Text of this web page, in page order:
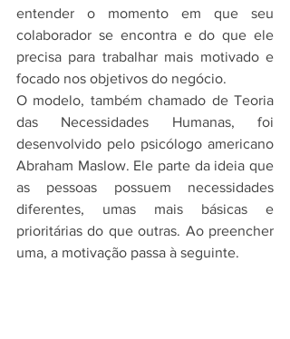
entender o momento em que seu
colaborador se encontra e do que ele
precisa para trabalhar mais motivado e
focado nos objetivos do negócio.
O modelo, também chamado de Teoria
das Necessidades Humanas, foi
desenvolvido pelo psicólogo americano
Abraham Maslow. Ele parte da ideia que
as pessoas possuem necessidades
diferentes, umas mais básicas e
prioritárias do que outras. Ao preencher
uma, a motivação passa à seguinte.